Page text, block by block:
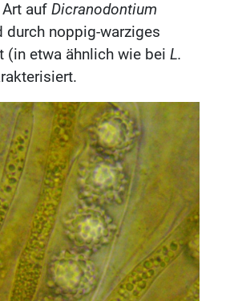
auf Dicranodontium
durch noppig-warziges
(in etwa ähnlich wie bei L.